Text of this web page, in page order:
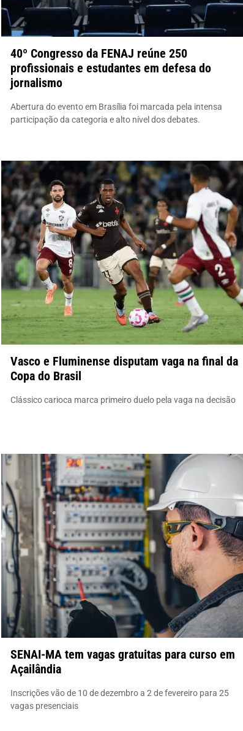
40º Congresso da FENAJ reúne 250
profissionais e estudantes em defesa do
jornalismo
Abertura do evento em Brasília foi marcada pela intensa
participação da categoria e alto nível dos debates.
Vasco e Fluminense disputam vaga na final da
Copa do Brasil
Clássico carioca marca primeiro duelo pela vaga na decisão
SENAI-MA tem vagas gratuitas para curso em
Açailândia
Inscrições vão de 10 de dezembro a 2 de fevereiro para 25
vagas presenciais